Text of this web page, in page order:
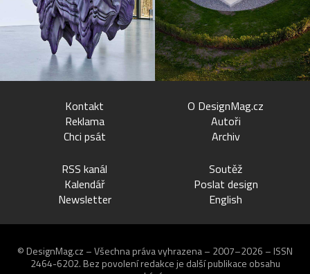
Kontakt
Reklama
Chci psát
O DesignMag.cz
Autoři
Archiv
RSS kanál
Kalendář
Newsletter
Soutěž
Poslat design
English
© DesignMag.cz – Všechna práva vyhrazena – 2007–2026 – ISSN
2464-6202. Bez povolení redakce je další publikace obsahu